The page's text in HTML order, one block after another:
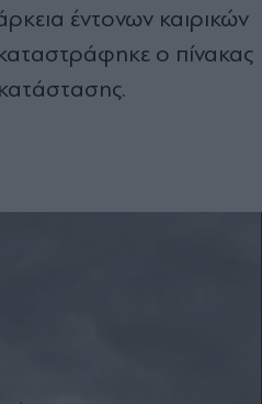
έντονων καιρικών
ο πίνακας